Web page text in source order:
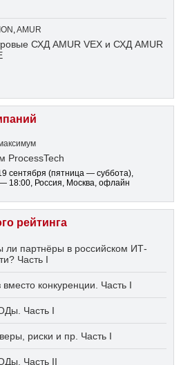
AMUR
СХД AMUR VEX и СХД AMUR
ProcessTech
сентября (пятница — суббота),
18:00, Россия, Москва, офлайн
рейтинга
ли партнёры в российском ИТ-
Часть I
конкуренции. Часть I
Часть I
риски и пр. Часть I
Часть II